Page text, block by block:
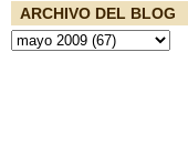
ARCHIVO DEL BLOG